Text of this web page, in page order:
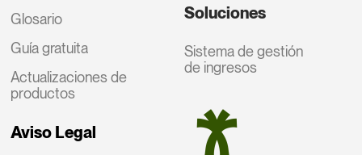
Glosario
Guía gratuita
Actualizaciones de
productos
Aviso Legal
Soluciones
Sistema de gestión
de ingresos